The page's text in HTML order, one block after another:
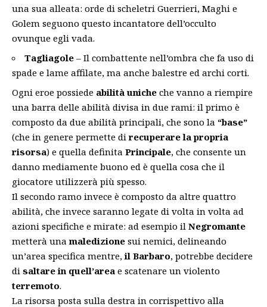
una sua alleata: orde di scheletri Guerrieri, Maghi e
Golem seguono questo incantatore dell’occulto
ovunque egli vada.
Tagliagole – Il combattente nell’ombra che fa uso di
spade e lame affilate, ma anche balestre ed archi corti.
Ogni eroe possiede abilità uniche che vanno a riempire
una barra delle abilità divisa in due rami: il primo è
composto da due abilità principali, che sono la “base”
(che in genere permette direcuperare la propria
risorsa) e quella definita Principale, che consente un
danno mediamente buono ed è quella cosa che il
giocatore utilizzerà più spesso.
Il secondo ramo invece è composto da altre quattro
abilità, che invece saranno legate di volta in volta ad
azioni specifiche e mirate: ad esempio il Negromante
metterà unamaledizione sui nemici, delineando
un’area specifica mentre, il Barbaro, potrebbe decidere
di saltare in quell’area e scatenare un violento
terremoto.
La risorsa posta sulla destra in corrispettivo alla